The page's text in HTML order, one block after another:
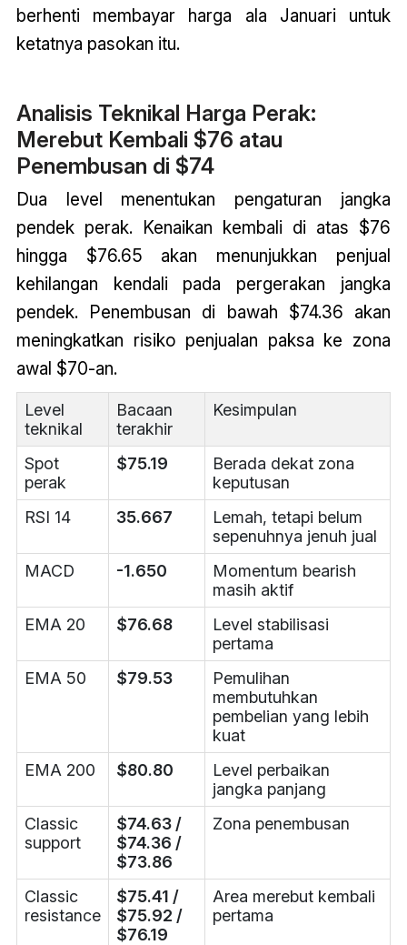
berhenti membayar harga ala Januari untuk
ketatnya pasokan itu.
Analisis Teknikal Harga Perak:
Merebut Kembali $76 atau
Penembusan di $74
Dua level menentukan pengaturan jangka
pendek perak. Kenaikan kembali di atas $76
hingga $76.65 akan menunjukkan penjual
kehilangan kendali pada pergerakan jangka
pendek. Penembusan di bawah $74.36 akan
meningkatkan risiko penjualan paksa ke zona
awal $70-an.
Level
teknikal
Bacaan
terakhir
Kesimpulan
Spot
perak
$75.19
Berada dekat zona
keputusan
RSI 14
35.667
Lemah, tetapi belum
sepenuhnya jenuh jual
MACD
-1.650
Momentum bearish
masih aktif
EMA 20
$76.68
Level stabilisasi
pertama
EMA 50
$79.53
Pemulihan
membutuhkan
pembelian yang lebih
kuat
EMA 200
$80.80
Level perbaikan
jangka panjang
Classic
support
$74.63 /
$74.36 /
$73.86
Zona penembusan
Classic
resistance
$75.41 /
$75.92 /
$76.19
Area merebut kembali
pertama